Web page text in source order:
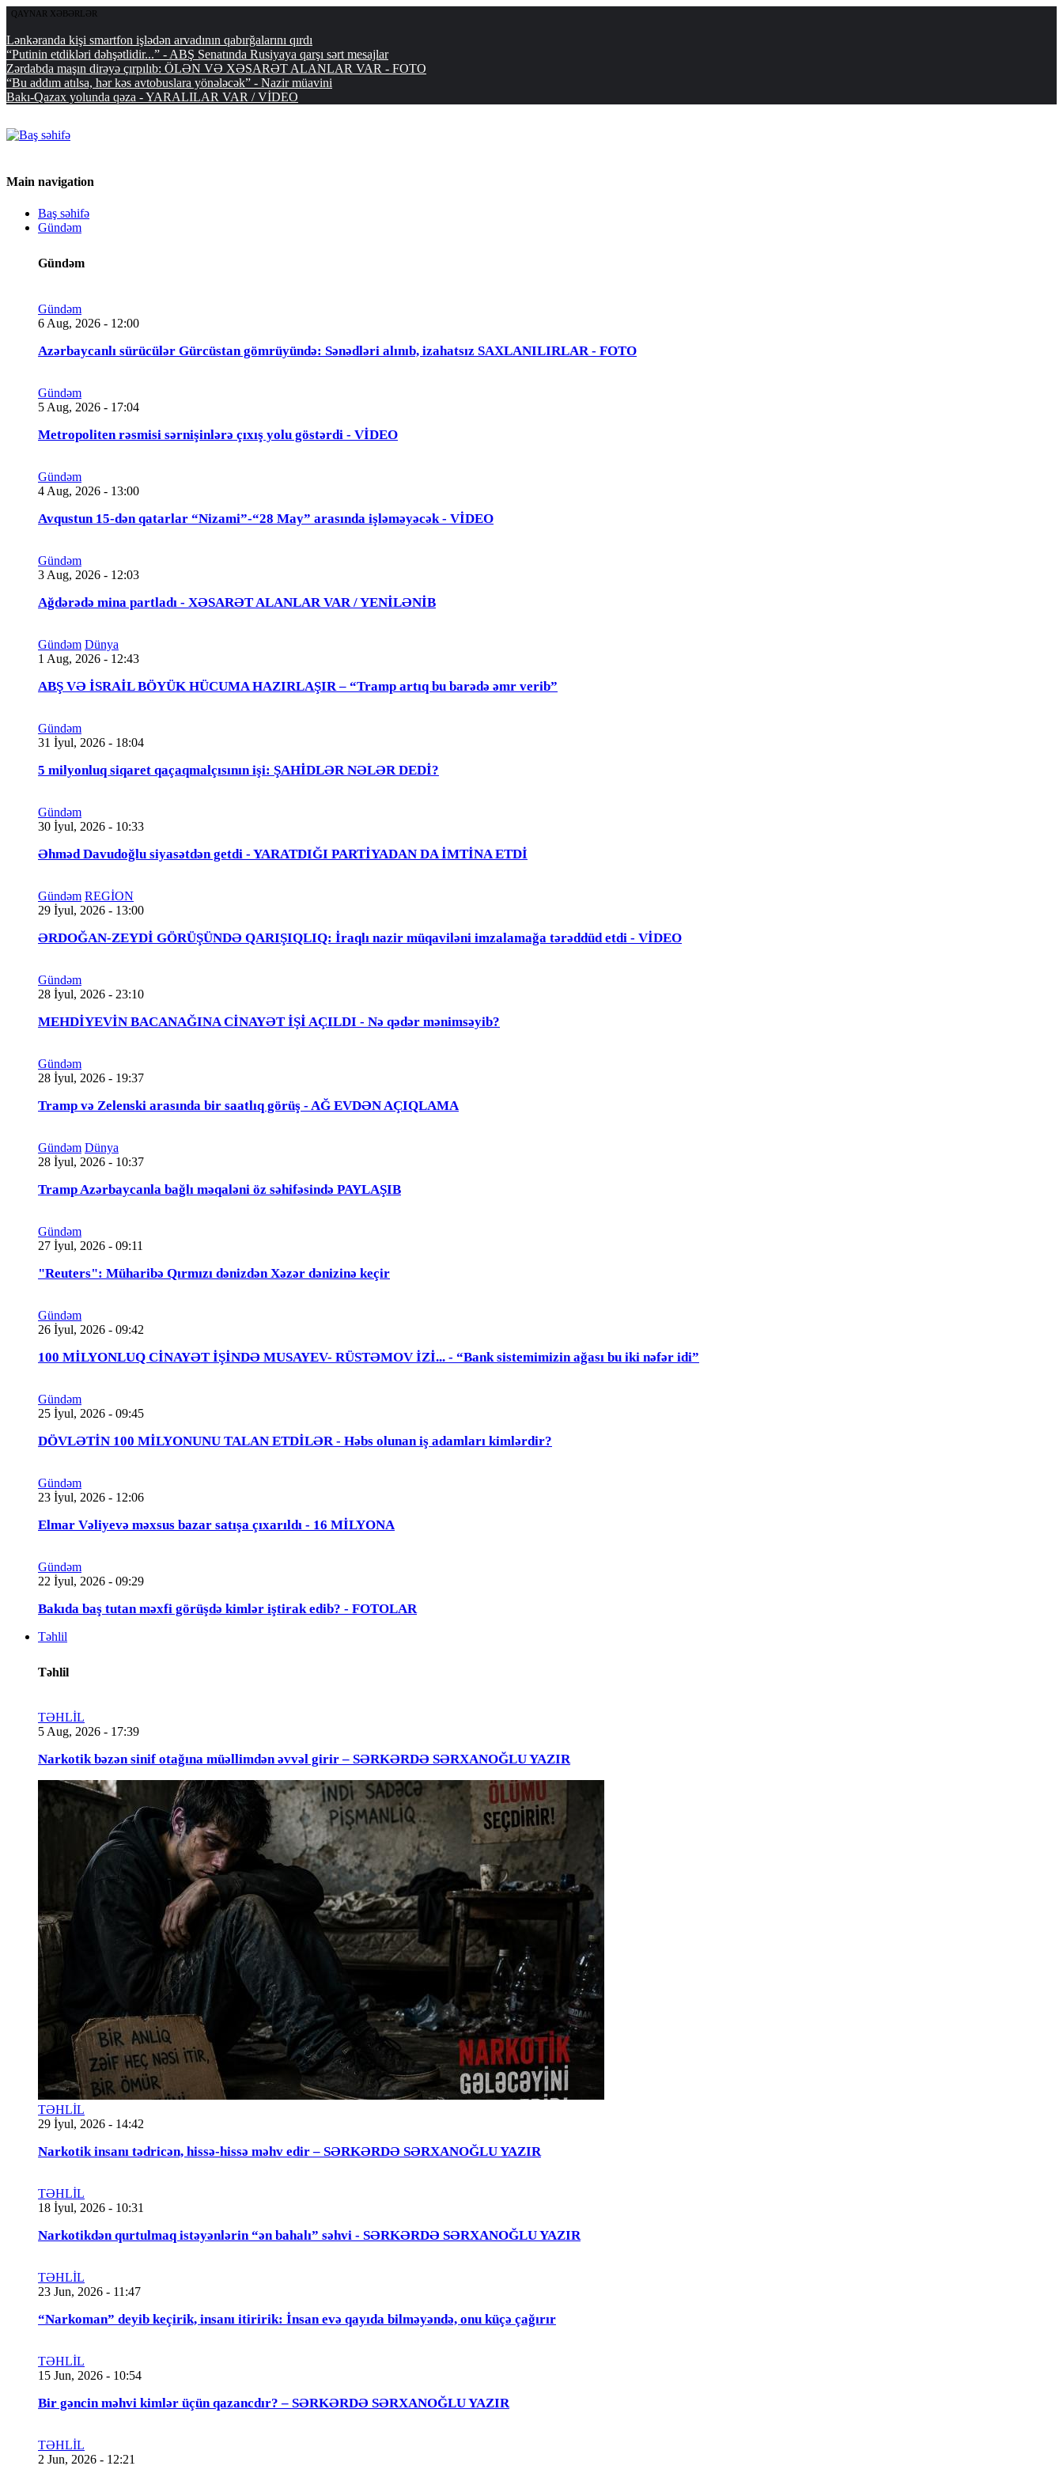
QAYNAR XƏBƏRLƏR
Lənkəranda kişi smartfon işlədən arvadının qabırğalarını qırdı
“Putinin etdikləri dəhşətlidir...” - ABŞ Senatında Rusiyaya qarşı sərt mesajlar
Zərdabda maşın dirəyə çırpılıb: ÖLƏN VƏ XƏSARƏT ALANLAR VAR - FOTO
“Bu addım atılsa, hər kəs avtobuslara yönələcək” - Nazir müavini
Bakı-Qazax yolunda qəza - YARALILAR VAR / VİDEO
Main navigation
Baş səhifə
Gündəm
Gündəm
Gündəm
6 Aug, 2026 - 12:00
Azərbaycanlı sürücülər Gürcüstan gömrüyündə: Sənədləri alınıb, izahatsız SAXLANILIRLAR - FOTO
Gündəm
5 Aug, 2026 - 17:04
Metropoliten rəsmisi sərnişinlərə çıxış yolu göstərdi - VİDEO
Gündəm
4 Aug, 2026 - 13:00
Avqustun 15-dən qatarlar “Nizami”-“28 May” arasında işləməyəcək - VİDEO
Gündəm
3 Aug, 2026 - 12:03
Ağdərədə mina partladı - XƏSARƏT ALANLAR VAR / YENİLƏNİB
Gündəm Dünya
1 Aug, 2026 - 12:43
ABŞ VƏ İSRAİL BÖYÜK HÜCUMA HAZIRLAŞIR – “Tramp artıq bu barədə əmr verib”
Gündəm
31 İyul, 2026 - 18:04
5 milyonluq siqaret qaçaqmalçısının işi: ŞAHİDLƏR NƏLƏR DEDİ?
Gündəm
30 İyul, 2026 - 10:33
Əhməd Davudoğlu siyasətdən getdi - YARATDIĞI PARTİYADAN DA İMTİNA ETDİ
Gündəm REGİON
29 İyul, 2026 - 13:00
ƏRDOĞAN-ZEYDİ GÖRÜŞÜNDƏ QARIŞIQLIQ: İraqlı nazir müqaviləni imzalamağa tərəddüd etdi - VİDEO
Gündəm
28 İyul, 2026 - 23:10
MEHDİYEVİN BACANAĞINA CİNAYƏT İŞİ AÇILDI - Nə qədər mənimsəyib?
Gündəm
28 İyul, 2026 - 19:37
Tramp və Zelenski arasında bir saatlıq görüş - AĞ EVDƏN AÇIQLAMA
Gündəm Dünya
28 İyul, 2026 - 10:37
Tramp Azərbaycanla bağlı məqaləni öz səhifəsində PAYLAŞIB
Gündəm
27 İyul, 2026 - 09:11
"Reuters": Müharibə Qırmızı dənizdən Xəzər dənizinə keçir
Gündəm
26 İyul, 2026 - 09:42
100 MİLYONLUQ CİNAYƏT İŞİNDƏ MUSAYEV- RÜSTƏMOV İZİ... - “Bank sistemimizin ağası bu iki nəfər idi”
Gündəm
25 İyul, 2026 - 09:45
DÖVLƏTİN 100 MİLYONUNU TALAN ETDİLƏR - Həbs olunan iş adamları kimlərdir?
Gündəm
23 İyul, 2026 - 12:06
Elmar Vəliyevə məxsus bazar satışa çıxarıldı - 16 MİLYONA
Gündəm
22 İyul, 2026 - 09:29
Bakıda baş tutan məxfi görüşdə kimlər iştirak edib? - FOTOLAR
Təhlil
Təhlil
TƏHLİL
5 Aug, 2026 - 17:39
Narkotik bəzən sinif otağına müəllimdən əvvəl girir – SƏRKƏRDƏ SƏRXANOĞLU YAZIR
TƏHLİL
29 İyul, 2026 - 14:42
Narkotik insanı tədricən, hissə-hissə məhv edir – SƏRKƏRDƏ SƏRXANOĞLU YAZIR
TƏHLİL
18 İyul, 2026 - 10:31
Narkotikdən qurtulmaq istəyənlərin “ən bahalı” səhvi - SƏRKƏRDƏ SƏRXANOĞLU YAZIR
TƏHLİL
23 Jun, 2026 - 11:47
“Narkoman” deyib keçirik, insanı itiririk: İnsan evə qayıda bilməyəndə, onu küçə çağırır
TƏHLİL
15 Jun, 2026 - 10:54
Bir gəncin məhvi kimlər üçün qazancdır? – SƏRKƏRDƏ SƏRXANOĞLU YAZIR
TƏHLİL
2 Jun, 2026 - 12:21